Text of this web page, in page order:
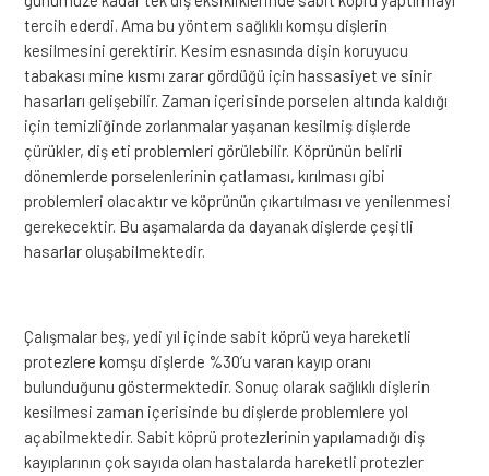
tercih ederdi. Ama bu yöntem sağlıklı komşu dişlerin
kesilmesini gerektirir. Kesim esnasında dişin koruyucu
tabakası mine kısmı zarar gördüğü için hassasiyet ve sinir
hasarları gelişebilir. Zaman içerisinde porselen altında kaldığı
için temizliğinde zorlanmalar yaşanan kesilmiş dişlerde
çürükler, diş eti problemleri görülebilir. Köprünün belirli
dönemlerde porselenlerinin çatlaması, kırılması gibi
problemleri olacaktır ve köprünün çıkartılması ve yenilenmesi
gerekecektir. Bu aşamalarda da dayanak dişlerde çeşitli
hasarlar oluşabilmektedir.
Çalışmalar beş, yedi yıl içinde sabit köprü veya hareketli
protezlere komşu dişlerde %30’u varan kayıp oranı
bulunduğunu göstermektedir. Sonuç olarak sağlıklı dişlerin
kesilmesi zaman içerisinde bu dişlerde problemlere yol
açabilmektedir. Sabit köprü protezlerinin yapılamadığı diş
kayıplarının çok sayıda olan hastalarda hareketli protezler